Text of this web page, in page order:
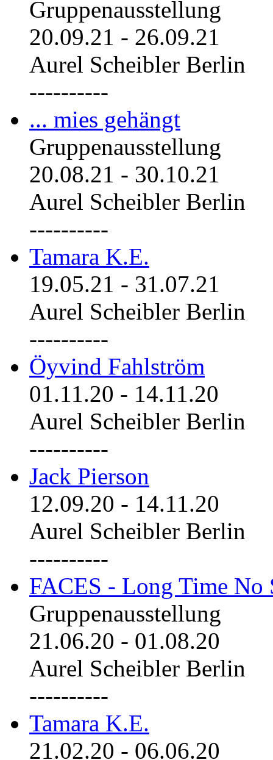
Gruppenausstellung
20.09.21 - 26.09.21
Aurel Scheibler Berlin
----------
... mies gehängt
Gruppenausstellung
20.08.21 - 30.10.21
Aurel Scheibler Berlin
----------
Tamara K.E.
19.05.21 - 31.07.21
Aurel Scheibler Berlin
----------
Öyvind Fahlström
01.11.20 - 14.11.20
Aurel Scheibler Berlin
----------
Jack Pierson
12.09.20 - 14.11.20
Aurel Scheibler Berlin
----------
FACES - Long Time No
Gruppenausstellung
21.06.20 - 01.08.20
Aurel Scheibler Berlin
----------
Tamara K.E.
21.02.20 - 06.06.20